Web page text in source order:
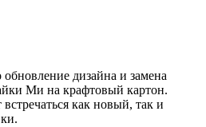
дизайна и замена
Ми на крафтовый картон.
как новый, так и